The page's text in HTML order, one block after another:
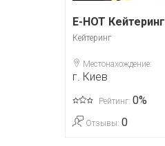
E-HOT Кейтеринг
Кейтеринг
Местонахождение:
г. Киев
Рейтинг: 0%
Отзывы: 0